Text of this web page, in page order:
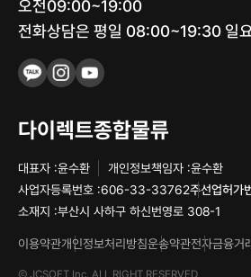
오전09:00~19:00
전화상담은 평일 08:00~19:30 일
다이렉트종합물류
대표자 :윤수환 개인정보책임자 :윤수환
사업자등록번호 :606-33-33762주선업허가
소재지 :부산시 사하구 하신번영로 308-1
이용약관개인정보처리방침운송약관전자금융거
Ⓒ JCSOFT Inc. ALL RIGHT RESERVED